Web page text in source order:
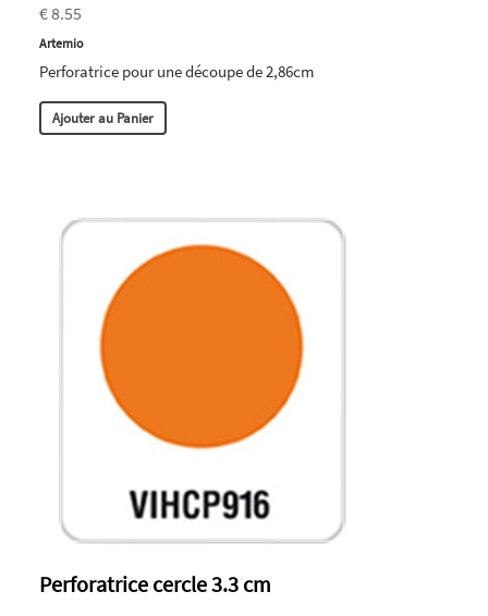
€ 8.55
Artemio
Perforatrice pour une découpe de 2,86cm
Ajouter au Panier
Perforatrice cercle 3.3 cm